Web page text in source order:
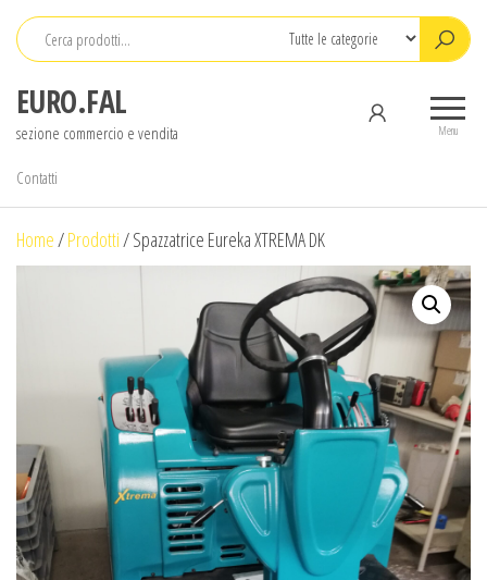
Salta
contenuto
EURO.FAL
sezione commercio e vendita Menu
Contatti
Home/Prodotti/Spazzatrice Eureka XTREMA DK